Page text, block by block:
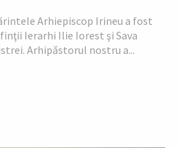
Arhiepiscop Irineu a fost
Ierarhi Ilie Iorest şi Sava
Arhipăstorul nostru a...